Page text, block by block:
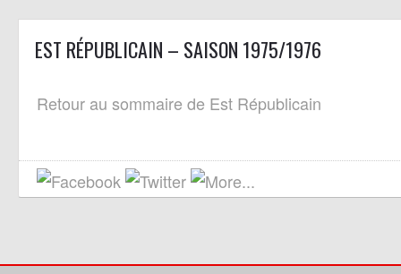
EST RÉPUBLICAIN – SAISON 1975/1976
Retour au sommaire de Est Républicain